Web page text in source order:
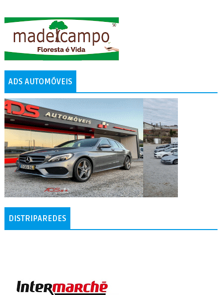
ADS AUTOMÓVEIS
DISTRIPAREDES